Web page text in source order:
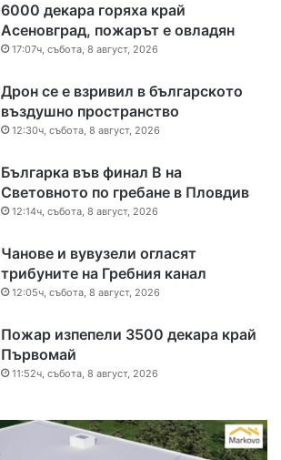
6000 декара горяха край
Асеновград, пожарът е овладян
17:07ч, събота, 8 август, 2026
Дрон се е взривил в българското
въздушно пространство
12:30ч, събота, 8 август, 2026
Българка във финал B на
Световното по гребане в Пловдив
12:14ч, събота, 8 август, 2026
Чанове и вувузели огласят
трибуните на Гребния канал
12:05ч, събота, 8 август, 2026
Пожар изпепели 3500 декара край
Първомай
11:52ч, събота, 8 август, 2026